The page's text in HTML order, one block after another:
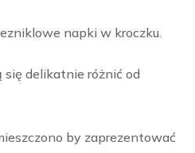
napki w kroczku.
delikatnie różnić od
by zaprezentować